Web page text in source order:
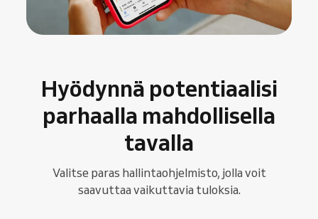
Hyödynnä potentiaalisi
parhaalla mahdollisella
tavalla
Valitse paras hallintaohjelmisto, jolla voit
saavuttaa vaikuttavia tuloksia.